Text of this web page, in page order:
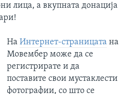
лица, а вкупната донација
На Интернет-страницата на
Мовембер може да се
регистрирате и да
поставите свои мустаклести
фотографии, со што се